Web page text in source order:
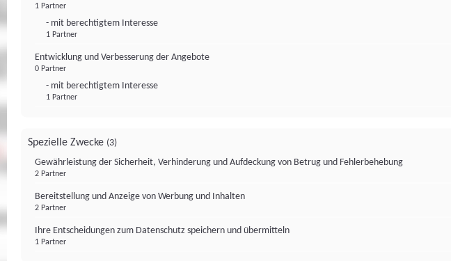
1 Partner
- mit berechtigtem Interesse
1 Partner
Entwicklung und Verbesserung der Angebote
0 Partner
- mit berechtigtem Interesse
1 Partner
Spezielle Zwecke (3)
Gewährleistung der Sicherheit, Verhinderung und Aufdeckung von Betrug und Fehlerbehebung
2 Partner
Bereitstellung und Anzeige von Werbung und Inhalten
2 Partner
Ihre Entscheidungen zum Datenschutz speichern und übermitteln
1 Partner